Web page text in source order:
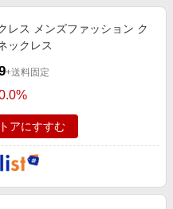
レス メンズファッション ク
ックレス
+送料固定
アにすすむ